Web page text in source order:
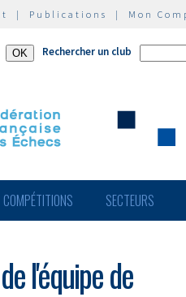
| Publications | Mon
Rechercher un club
COMPÉTITIONS SECTEURS
l'équipe de